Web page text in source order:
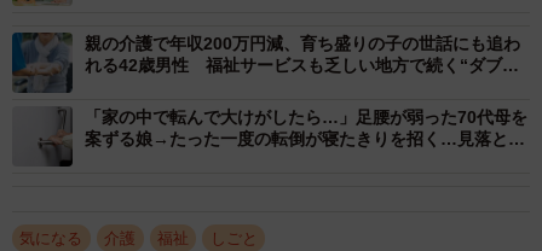
まず、業務の中で入浴介助に1日あたり、どの程度の時間を
費やしていたのかを聞いたところ、最も多かったのは「30
分～1時間未満」で22.0%、次いで「1～2時間未満」が
20.0%という結果になりました。
となり、合計24.0%の人が1日のうち2時間以上を入浴介助
親の介護で年収200万円減、育ち盛りの子の世話にも追わ
れる42歳男性 福祉サービスも乏しい地方で続く“ダブル
「家の中で転んで大けがしたら…」足腰が弱った70代母を
案ずる娘→たった一度の転倒が寝たきりを招く…見落とし
気になる 介護 福祉 しごと